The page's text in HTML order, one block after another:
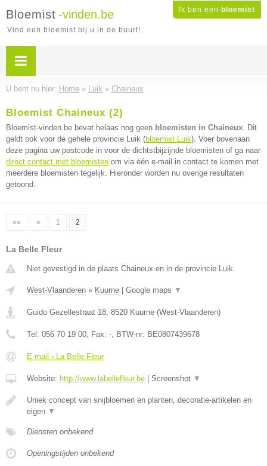
Ik ben een bloemist
Bloemist -vinden.be
Vind een bloemist bij u in de buurt!
U bent nu hier: Home » Luik » Chaineux
Bloemist Chaineux (2)
Bloemist-vinden.be bevat helaas nog geen bloemisten in Chaineux. Dit
geldt ook voor de gehele provincie Luik (bloemist Luik). Voer bovenaan
deze pagina uw postcode in voor de dichtstbijzijnde bloemisten of ga naar
direct contact met bloemisten om via één e-mail in contact te komen met
meerdere bloemisten tegelijk. Hieronder worden nu overige resultaten
getoond.
«« « 1 2
La Belle Fleur
Niet gevestigd in de plaats Chaineux en in de provincie Luik.
West-Vlaanderen » Kuurne Google maps ▼
Guido Gezellestraat 18, 8520 Kuurne (West-Vlaanderen)
Tel: 056 70 19 00, Fax: -, BTW-nr: BE0807439678
E-mail › La Belle Fleur
Website: http://www.labellefleur.be Screenshot ▼
Uniek concept van snijbloemen en planten, decoratie-artikelen en
eigen ▼
Diensten onbekend
Openingstijden onbekend